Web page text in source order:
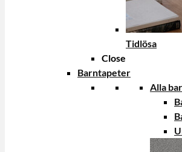
Tidlösa
Close
Barntapeter
Alla